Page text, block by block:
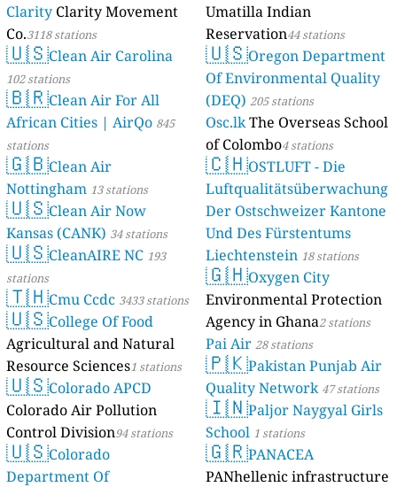
Clarity Clarity Movement
Co.3118 stations
🇺🇸Clean Air Carolina
102 stations
🇧🇷Clean Air For All
African Cities | AirQo 845
stations
🇬🇧Clean Air
Nottingham 13 stations
🇺🇸Clean Air Now
Kansas (CANK) 34 stations
🇺🇸CleanAIRE NC 193
stations
🇹🇭Cmu Ccdc 3433 stations
🇺🇸College Of Food
Agricultural and Natural
Resource Sciences1 stations
🇺🇸Colorado APCD
Colorado Air Pollution
Control Division94 stations
🇺🇸Colorado
Department Of
Umatilla Indian
Reservation44 stations
🇺🇸Oregon Department
Of Environmental Quality
(DEQ) 205 stations
Osc.lkThe Overseas School
of Colombo4 stations
🇨🇭OSTLUFT - Die
Luftqualitätsüberwachung
Der Ostschweizer Kantone
Und Des Fürstentums
Liechtenstein 18 stations
🇬🇭Oxygen City
Environmental Protection
Agency in Ghana2 stations
Pai Air 28 stations
🇵🇰Pakistan Punjab Air
Quality Network 47 stations
🇮🇳Paljor Naygyal Girls
School 1 stations
🇬🇷PANACEA
PANhellenic infrastructure